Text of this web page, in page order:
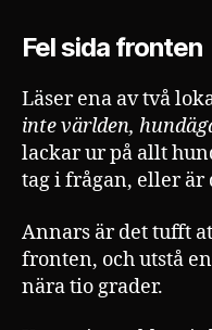
Fel sida fronten
Läser ena av två
inte världen,
lackar ur på allt
tag i frågan, eller är
Annars är det tufft
fronten, och utstå
nära tio grader.